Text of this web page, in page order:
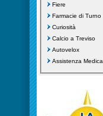
Fiere
Farmacie di Turno
Curiosità
Calcio a Treviso
Autovelox
Assistenza Medica